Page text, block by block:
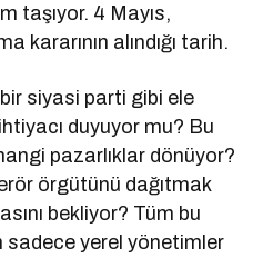
taşıyor. 4 Mayıs,
kararının alındığı tarih.
siyasi parti gibi ele
duyuyor mu? Bu
pazarlıklar dönüyor?
örgütünü dağıtmak
bekliyor? Tüm bu
sadece yerel yönetimler